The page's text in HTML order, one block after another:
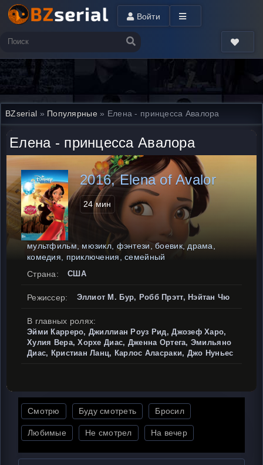
Войти
BZserial » Популярные» Елена - принцесса Авалора
Елена - принцесса Авалора
2016, Elena of Avalor
24 мин
мультфильм, мюзикл, фэнтези, боевик, драма,
комедия, приключения, семейный
Страна:
США
Режиссер: Эллиот М. Бур, Робб Прэтт, Нэйтан Чю
В главных ролях:
Эйми Карреро, Джиллиан Роуз Рид, Джозеф Харо,
Хулия Вера, Хорхе Диас, Дженна Ортега, Эмильяно
Диас, Кристиан Ланц, Карлос Аласраки, Джо Нуньес
Смотрю Буду смотреть Бросил
Любимые Не смотрел На вечер